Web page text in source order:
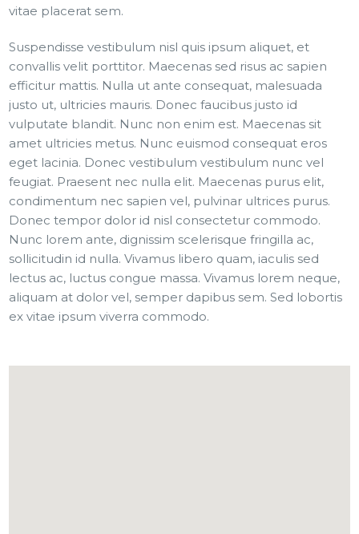
vitae placerat sem.
Suspendisse vestibulum nisl quis ipsum aliquet, et
convallis velit porttitor. Maecenas sed risus ac sapien
efficitur mattis. Nulla ut ante consequat, malesuada
justo ut, ultricies mauris. Donec faucibus justo id
vulputate blandit. Nunc non enim est. Maecenas sit
amet ultricies metus. Nunc euismod consequat eros
eget lacinia. Donec vestibulum vestibulum nunc vel
feugiat. Praesent nec nulla elit. Maecenas purus elit,
condimentum nec sapien vel, pulvinar ultrices purus.
Donec tempor dolor id nisl consectetur commodo.
Nunc lorem ante, dignissim scelerisque fringilla ac,
sollicitudin id nulla. Vivamus libero quam, iaculis sed
lectus ac, luctus congue massa. Vivamus lorem neque,
aliquam at dolor vel, semper dapibus sem. Sed lobortis
ex vitae ipsum viverra commodo.